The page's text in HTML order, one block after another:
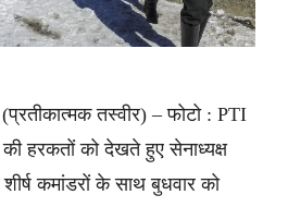
तस्वीर) – फोटो : PTI
हरकतों को देखते हुए सेनाध्यक्ष
कमांडरों के साथ बुधवार को